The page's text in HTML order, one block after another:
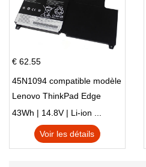
€ 62.55
45N1094 compatible modèle
Lenovo ThinkPad Edge
S230u Twist
43Wh | 14.8V | Li-ion ...
Voir les détails